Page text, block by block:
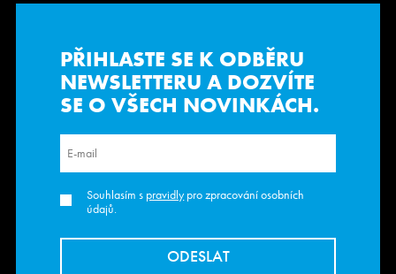
PŘIHLASTE SE K ODBĚRU
NEWSLETTERUA DOZVÍTE
SE O VŠECH NOVINKÁCH.
Souhlasím s pravidlypro zpracování osobních
údajů.